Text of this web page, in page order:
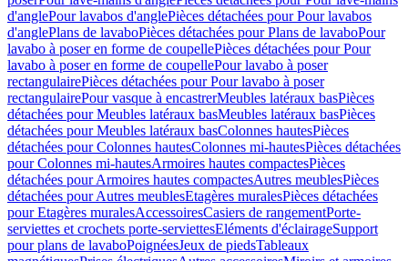
d'anglePour lavabos d'anglePièces détachées pour Pour lavabos
d'anglePlans de lavaboPièces détachées pour Plans de lavaboPour
lavabo à poser en forme de coupellePièces détachées pour Pour
lavabo à poser en forme de coupellePour lavabo à poser
rectangulairePièces détachées pour Pour lavabo à poser
rectangulairePour vasque à encastrerMeubles latéraux basPièces
détachées pour Meubles latéraux basMeubles latéraux basPièces
détachées pour Meubles latéraux basColonnes hautesPièces
détachées pour Colonnes hautesColonnes mi-hautesPièces détachées
pour Colonnes mi-hautesArmoires hautes compactesPièces
détachées pour Armoires hautes compactesAutres meublesPièces
détachées pour Autres meublesEtagères muralesPièces détachées
pour Etagères muralesAccessoiresCasiers de rangementPorte-
serviettes et crochets porte-serviettesEléments d'éclairageSupport
pour plans de lavaboPoignéesJeux de piedsTableaux